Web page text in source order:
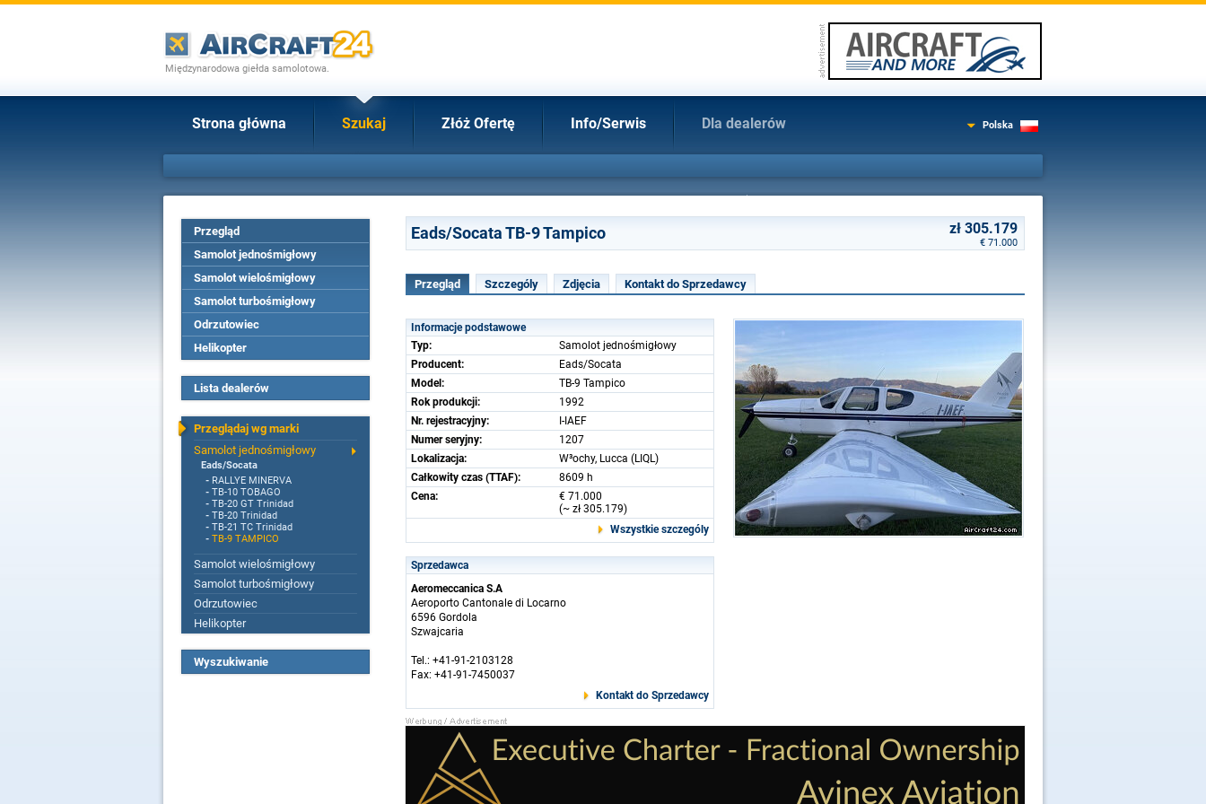
Międzynarodowa giełda samolotowa.
Strona główna Szukaj Złóż Ofertę Info/Serwis Dla dealerów Polska
Przegląd
Samolot jednośmigłowy
Samolot wielośmigłowy
Samolot turbośmigłowy
Odrzutowiec
Helikopter
Lista dealerów
Przeglądaj wg marki
Samolot jednośmigłowy
Eads/Socata
- RALLYE MINERVA
- TB-10 TOBAGO
- TB-20 GT Trinidad
- TB-20 Trinidad
- TB-21 TC Trinidad
- TB-9 TAMPICO
Samolot wielośmigłowy
Samolot turbośmigłowy
Odrzutowiec
Helikopter
Wyszukiwanie
Eads/Socata TB-9 Tampico zł 305.179
€ 71.000
Przegląd Szczególy Zdjęcia Kontakt do Sprzedawcy
Informacje podstawowe
Typ:
Samolot jednośmigłowy
Producent:
Eads/Socata
Model:
TB-9 Tampico
Rok produkcji:
1992
Nr. rejestracyjny:
I-IAEF
Numer seryjny:
1207
Lokalizacja:
W³ochy, Lucca (LIQL)
Całkowity czas (TTAF):
8609 h
Cena:
€ 71.000
(~ zł 305.179)
Wszystkie szczególy
Sprzedawca
Aeromeccanica S.A
Aeroporto Cantonale di Locarno
6596 Gordola
Szwajcaria
Tel.: +41-91-2103128
Fax: +41-91-7450037
Kontakt do Sprzedawcy